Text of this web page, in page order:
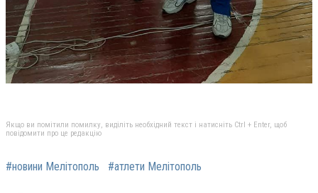
Якщо ви помітили помилку, виділіть необхідний текст і натисніть Ctrl + Enter, щоб
повідомити про це редакцію
#новини Мелітополь #атлети Мелітополь